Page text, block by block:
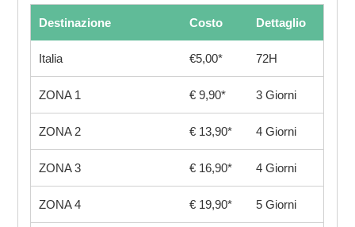
Destinazione Costo Dettaglio
Italia €5,00* 72H
ZONA 1 € 9,90* 3 Giorni
ZONA 2 € 13,90* 4 Giorni
ZONA 3 € 16,90* 4 Giorni
ZONA 4 € 19,90* 5 Giorni